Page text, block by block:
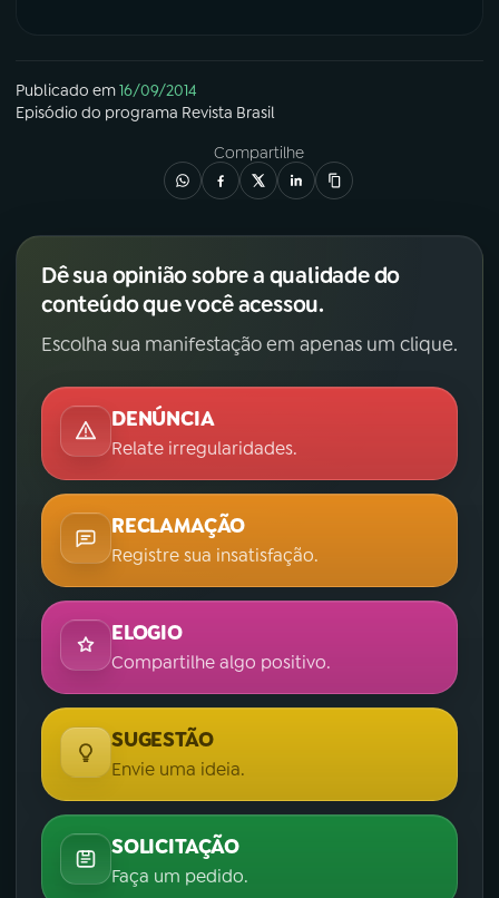
Publicado em16/09/2014
Episódio do programa Revista Brasil
Compartilhe
Dê sua opinião sobre a qualidade do
conteúdo que você acessou.
Escolha sua manifestação em apenas um clique.
DENÚNCIA
Relate irregularidades.
RECLAMAÇÃO
Registre sua insatisfação.
ELOGIO
Compartilhe algo positivo.
SUGESTÃO
Envie uma ideia.
SOLICITAÇÃO
Faça um pedido.